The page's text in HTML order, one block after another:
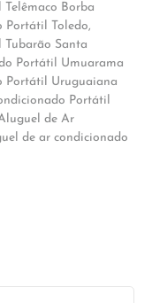
Borba
Portátil Toledo,
Santa
Portátil Umuarama
Portátil Uruguaiana
Portátil
de Ar
de ar condicionado